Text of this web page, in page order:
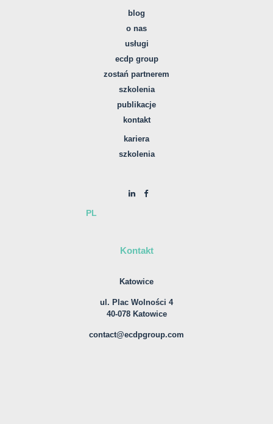
blog
o nas
usługi
ecdp group
zostań partnerem
szkolenia
publikacje
kontakt
kariera
szkolenia
PL
Kontakt
Katowice
ul. Plac Wolności 4
40-078 Katowice
contact@ecdpgroup.com